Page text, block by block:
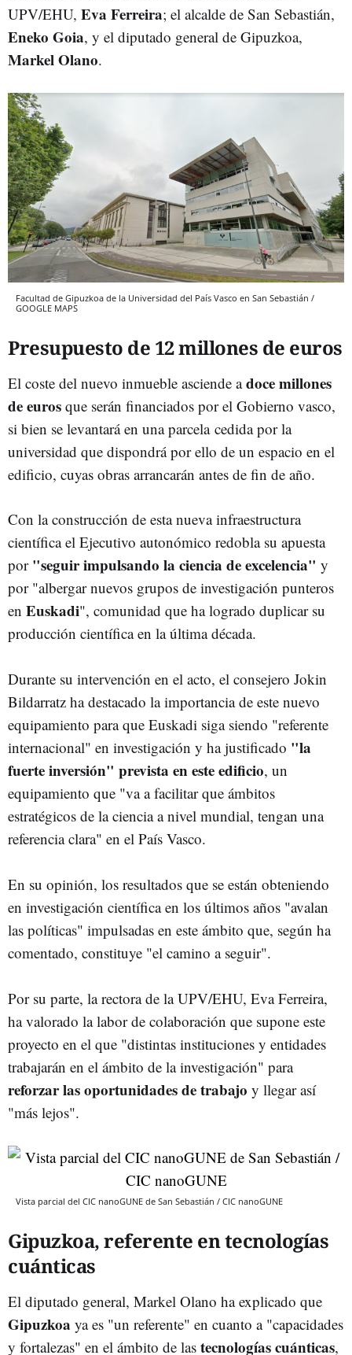
UPV/EHU, Eva Ferreira; el alcalde de San Sebastián,
Eneko Goia, y el diputado general de Gipuzkoa,
Markel Olano.
Facultad de Gipuzkoa de la Universidad del País Vasco en San Sebastián /
GOOGLE MAPS
Presupuesto de 12 millones de euros
El coste del nuevo inmueble asciende adoce millones
de euros que serán financiados por el Gobierno vasco,
si bien se levantará en una parcela cedida por la
universidad que dispondrá por ello de un espacio en el
edificio, cuyas obras arrancarán antes de fin de año.
Con la construcción de esta nueva infraestructura
científica el Ejecutivo autonómico redobla su apuesta
por"seguir impulsando la ciencia de excelencia" y
por "albergar nuevos grupos de investigación punteros
en Euskadi", comunidad que ha logrado duplicar su
producción científica en la última década.
Durante su intervención en el acto, el consejero Jokin
Bildarratz ha destacado la importancia de este nuevo
equipamiento para que Euskadi siga siendo "referente
internacional" en investigación y ha justificado "la
fuerte inversión" prevista en este edificio, un
equipamiento que "va a facilitar que ámbitos
estratégicos de la ciencia a nivel mundial, tengan una
referencia clara" en el País Vasco.
En su opinión, los resultados que se están obteniendo
en investigación científica en los últimos años "avalan
las políticas" impulsadas en este ámbito que, según ha
comentado, constituye "el camino a seguir".
Por su parte, la rectora de la UPV/EHU, Eva Ferreira,
ha valorado la labor de colaboración que supone este
proyecto en el que "distintas instituciones y entidades
trabajarán en el ámbito de la investigación" para
reforzar las oportunidades de trabajo y llegar así
"más lejos".
Vista parcial del CIC nanoGUNE de San Sebastián / CIC nanoGUNE
Gipuzkoa, referente en tecnologías
cuánticas
El diputado general, Markel Olano ha explicado que
Gipuzkoa ya es "un referente" en cuanto a "capacidades
y fortalezas" en el ámbito de las tecnologías cuánticas,